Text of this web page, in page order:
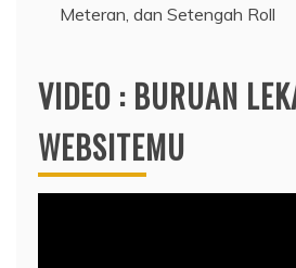
Meteran, dan Setengah Roll
VIDEO : BURUAN
WEBSITEMU